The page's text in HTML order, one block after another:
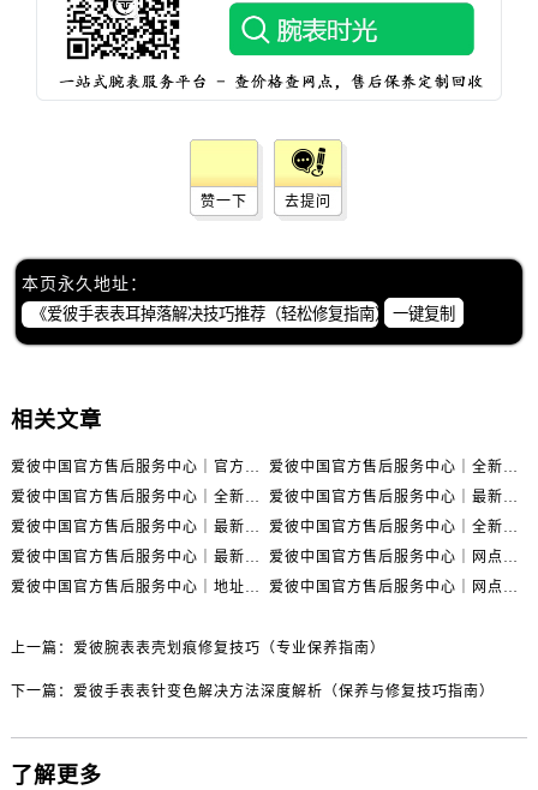
内蒙古自治区包头市青山区幸福路甲3号王府井百货名表维修爱彼售后服务中心（需提前预约）
内蒙古自治区兴安盟市乌兰浩特市兴安大街爱彼售后服务中心（需提前预约）
山西省朔州市朔城区怡西路与鄯阳西街交汇处爱彼售后服务中心（需提前预约）
山西省忻州市忻府区和平东街与七一南路交叉口爱彼售后服务中心（需提前预约）
山西省长治市潞州区英雄中路爱彼售后服务中心（需提前预约）
赞一下 去提问
本页永久地址：
一键复制
相关文章
爱彼中国官方售后服务中心｜官方地址及售后热线电话权威信息声明（2026年7月最新）
爱彼中国官方售后服务中心｜全新维修地址及客服热线权威信息通告（2026年7月最新）
爱彼中国官方售后服务中心｜全新地址及服务热线权威信息通告（2026年7月最新）
爱彼中国官方售后服务中心｜最新热线电话与地址权威信息声明（2026年7月最新）
爱彼中国官方售后服务中心｜最新地址及官方售后热线权威信息通知（2026年7月最新）
爱彼中国官方售后服务中心｜全新官方地址与24小时热线权威信息通知（2026年7月最新）
爱彼中国官方售后服务中心｜最新电话和维修门店地址权威信息声明（2026年7月最新）
爱彼中国官方售后服务中心｜网点地址与售后服务热线权威信息通知（2026年7月最新）
爱彼中国官方售后服务中心｜地址与联系电话权威信息声明（2026年7月最新）
爱彼中国官方售后服务中心｜网点地址及售后服务热线权威信息通告（2026年7月最新）
上一篇： 爱彼腕表表壳划痕修复技巧（专业保养指南）
下一篇： 爱彼手表表针变色解决方法深度解析（保养与修复技巧指南）
了解更多
立即预约